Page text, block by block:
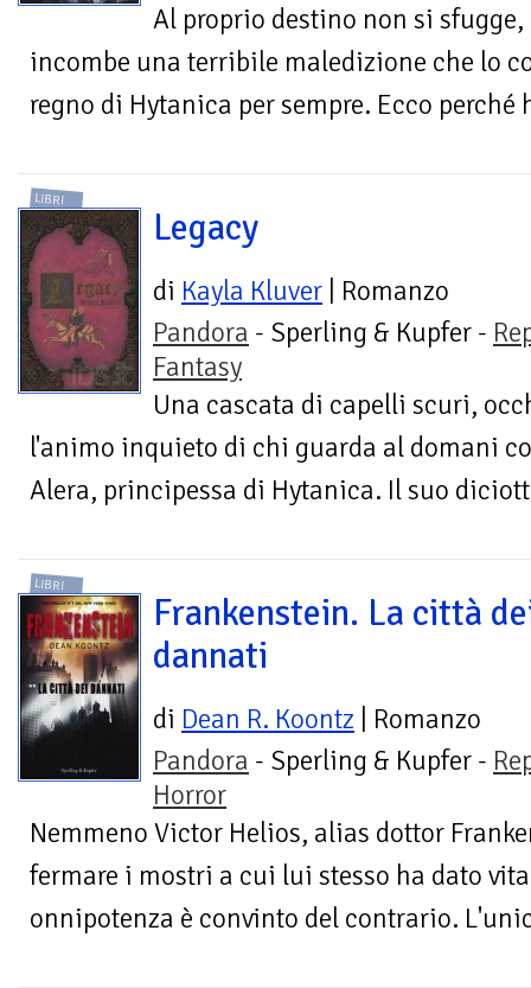
Al proprio destino non si
incombe una terribile maledizione che lo
regno di Hytanica per sempre. Ecco
LIBRI
Legacy
di Kayla Kluver | Romanzo
Pandora - Sperling & Kupfer -
Fantasy
Una cascata di capelli scuri,
l'animo inquieto di chi guarda al domani
Alera, principessa di Hytanica. Il suo
LIBRI
Frankenstein. La città
dannati
di Dean R. Koontz | Romanzo
Pandora - Sperling & Kupfer -
Horror
Nemmeno Victor Helios, alias dottor
fermare i mostri a cui lui stesso ha dato
onnipotenza è convinto del contrario.